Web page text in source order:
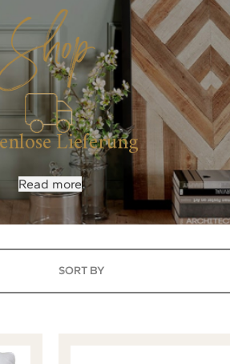
Shop
Lieferung
Read more
SORT BY